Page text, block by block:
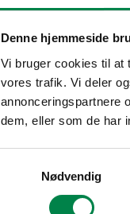
Denne hjemmeside
Vi bruger cookies til at
vores trafik. Vi deler
annonceringspartnere
dem, eller som de har
Nødvendig